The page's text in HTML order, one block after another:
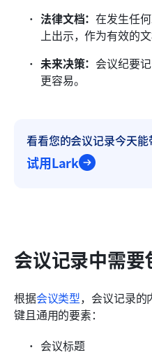
法律文档：在发生任
上出示，作为有效的文
未来决策： 会议纪要
更容易。
看看您的会议记录今天
试用Lark
会议记录中需要
根据会议类型，会议记录的
键且通用的要素：
会议标题